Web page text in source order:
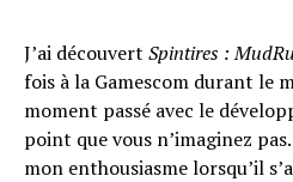
J’ai découvert Spintires :
fois à la Gamescom durant le
moment passé avec le
point que vous n’imaginez
mon enthousiasme lorsqu’il